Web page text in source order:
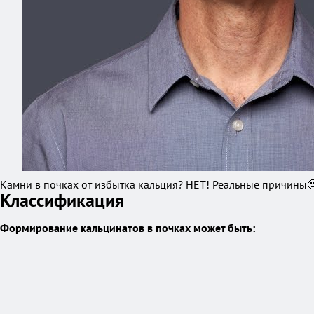
Камни в почках от избытка кальция? НЕТ! Реальные
Классификация
Формирование кальцинатов в почках может быть: